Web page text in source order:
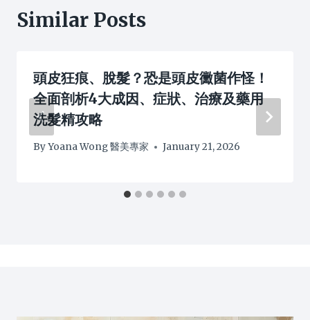
Similar Posts
頭皮狂痕、脫髮？恐是頭皮黴菌作怪！
全面剖析4大成因、症狀、治療及藥用
洗髮精攻略
ByYoana Wong 醫美專家 January 21, 2026